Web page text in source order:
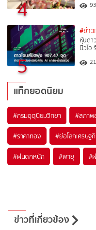
4 93
5
#ข่าว
หุ้นดา
นิวไฮ
แท็กยอดนิยม
#กรมอุตุนิยมวิทยา #สภาพ
#ราคาทอง #ย่อโลกเศรษฐ
#ฝนตกหนัก #พายุ #
ข่าวที่เกี่ยวข้อง